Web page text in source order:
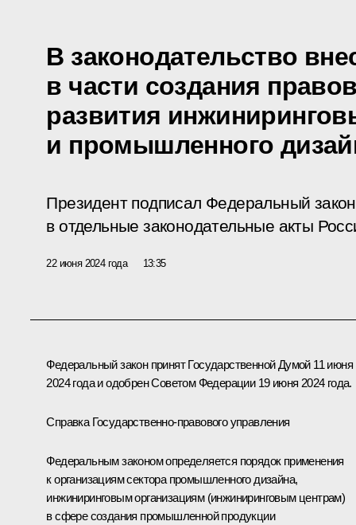
В законодательство
в части создания
развития
и промышленного
Президент подписал Федеральный
в отдельные законодательные акты
22 июня 2024 года 13:35
Федеральный закон принят Государственной Думой 11 июня
2024 года и одобрен Советом Федерации 19 июня 2024 года.
Справка Государственно-правового управления
Федеральным законом определяется порядок применения
к организациям сектора промышленного дизайна,
инжиниринговым организациям (инжиниринговым центрам)
в сфере создания промышленной продукции